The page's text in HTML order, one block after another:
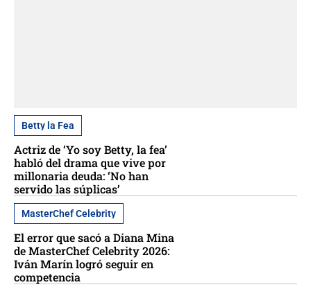
Betty la Fea
Actriz de ‘Yo soy Betty, la fea’
habló del drama que vive por
millonaria deuda: ‘No han
servido las súplicas’
MasterChef Celebrity
El error que sacó a Diana Mina
de MasterChef Celebrity 2026:
Iván Marín logró seguir en
competencia